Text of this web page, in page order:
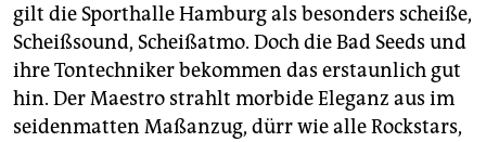
gilt die Sporthalle Hamburg als besonders scheiße,
Scheißsound, Scheißatmo. Doch die Bad Seeds und
ihre Tontechniker bekommen das erstaunlich gut
hin. Der Maestro strahlt morbide Eleganz aus im
seidenmatten Maßanzug, dürr wie alle Rockstars,